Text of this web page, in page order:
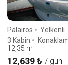
Palairos
Yelkenli
3 Kabin
12,35 m
12,639 ₺ / gün